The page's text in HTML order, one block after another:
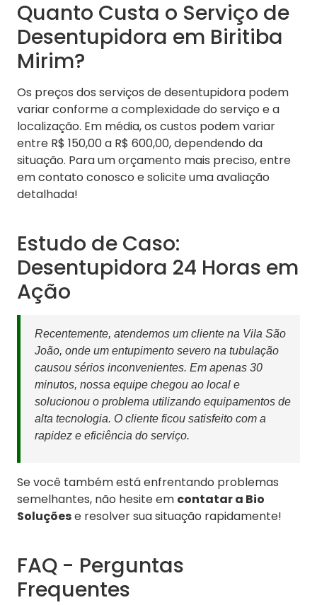
Quanto Custa o Serviço de
Desentupidora em Biritiba
Mirim?
Os preços dos serviços de desentupidora podem
variar conforme a complexidade do serviço e a
localização. Em média, os custos podem variar
entre R$ 150,00 a R$ 600,00, dependendo da
situação. Para um orçamento mais preciso, entre
em contato conosco e solicite uma avaliação
detalhada!
Estudo de Caso:
Desentupidora 24 Horas em
Ação
Recentemente, atendemos um cliente na Vila São
João, onde um entupimento severo na tubulação
causou sérios inconvenientes. Em apenas 30
minutos, nossa equipe chegou ao local e
solucionou o problema utilizando equipamentos de
alta tecnologia. O cliente ficou satisfeito com a
rapidez e eficiência do serviço.
Se você também está enfrentando problemas
semelhantes, não hesite em contatar a Bio
Soluçõese resolver sua situação rapidamente!
FAQ - Perguntas
Frequentes